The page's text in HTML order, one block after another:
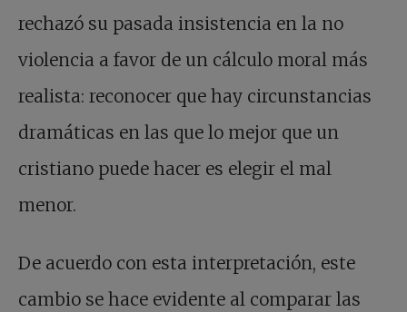
rechazó su pasada insistencia en la no
violencia a favor de un cálculo moral más
realista: reconocer que hay circunstancias
dramáticas en las que lo mejor que un
cristiano puede hacer es elegir el mal
menor.
De acuerdo con esta interpretación, este
cambio se hace evidente al comparar las